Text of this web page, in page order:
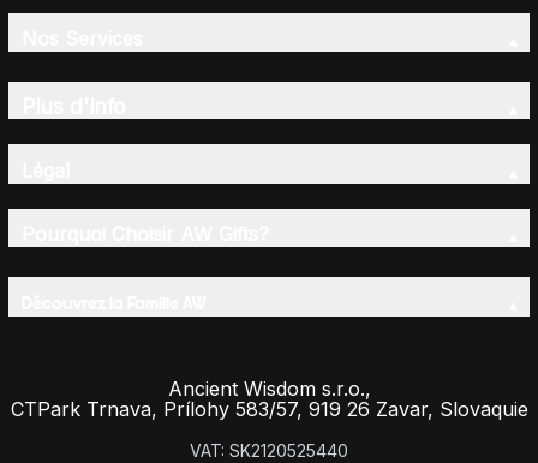
Ancient Wisdom s.r.o.,
CTPark Trnava, Prílohy 583/57, 919 26 Zavar, Slovaquie
VAT: SK2120525440